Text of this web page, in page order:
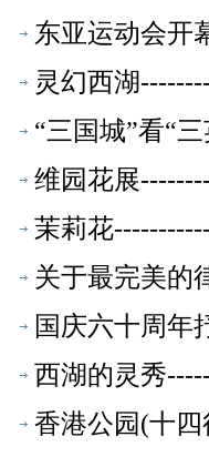
东亚运动会开
灵幻西湖
“三国城”看“
维园花展
茉莉花
关于最完美的
国庆六十周年
西湖的灵秀
香港公园(十